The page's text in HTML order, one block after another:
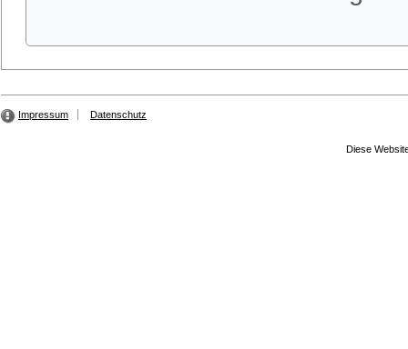
Impressum Datenschutz
Diese